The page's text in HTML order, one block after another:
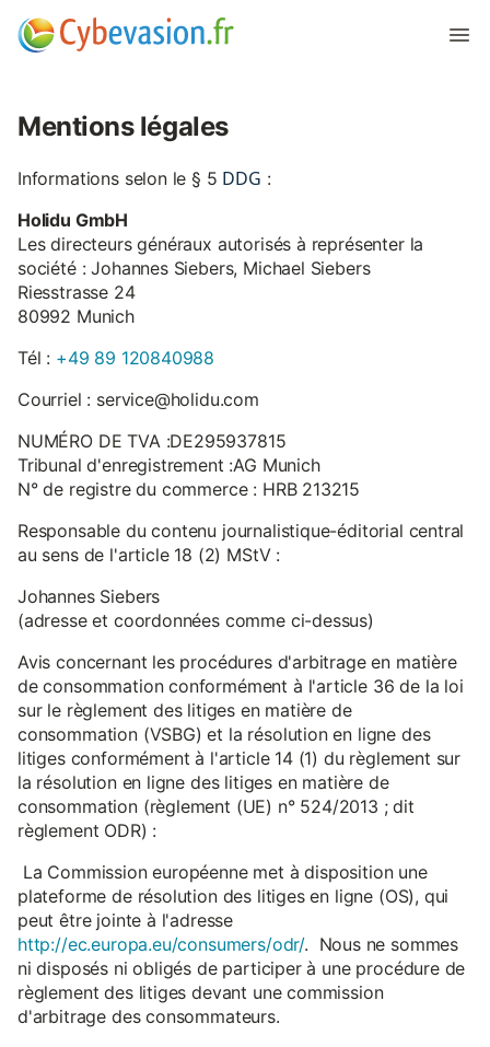
Mentions légales
Informations selon le § 5 DDG :
Holidu GmbH
Les directeurs généraux autorisés à représenter la
société : Johannes Siebers, Michael Siebers
Riesstrasse 24
80992 Munich
Tél : +49 89 120840988
Courriel : service@holidu.com
NUMÉRO DE TVA :DE295937815
Tribunal d'enregistrement :AG Munich
N° de registre du commerce : HRB 213215
Responsable du contenu journalistique-éditorial central
au sens de l'article 18 (2) MStV :
Johannes Siebers
(adresse et coordonnées comme ci-dessus)
Avis concernant les procédures d'arbitrage en matière
de consommation conformément à l'article 36 de la loi
sur le règlement des litiges en matière de
consommation (VSBG) et la résolution en ligne des
litiges conformément à l'article 14 (1) du règlement sur
la résolution en ligne des litiges en matière de
consommation (règlement (UE) n° 524/2013 ; dit
règlement ODR) :
La Commission européenne met à disposition une
plateforme de résolution des litiges en ligne (OS), qui
peut être jointe à l'adresse
http://ec.europa.eu/consumers/odr/. Nous ne sommes
ni disposés ni obligés de participer à une procédure de
règlement des litiges devant une commission
d'arbitrage des consommateurs.